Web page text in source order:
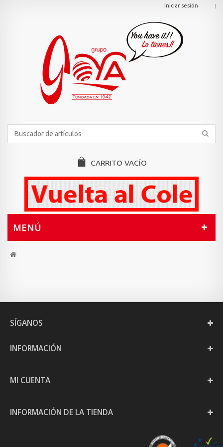
Iniciar sesión
CARRITO VACÍO
MENÚ
SÍGANOS
INFORMACIÓN
MI CUENTA
INFORMACIÓN DE LA TIENDA